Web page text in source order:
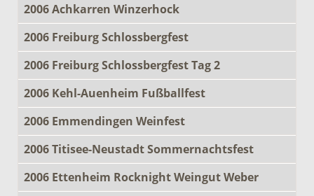
2006 Achkarren Winzerhock
2006 Freiburg Schlossbergfest
2006 Freiburg Schlossbergfest Tag 2
2006 Kehl-Auenheim Fußballfest
2006 Emmendingen Weinfest
2006 Titisee-Neustadt Sommernachtsfest
2006 Ettenheim Rocknight Weingut Weber